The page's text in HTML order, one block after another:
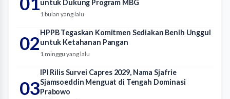
untuk Dukung Program MBG
1 bulan yang lalu
02HPPB Tegaskan Komitmen Sediakan Benih Unggul
untuk Ketahanan Pangan
1 minggu yang lalu
03
IPI Rilis Survei Capres 2029, Nama Sjafrie
Sjamsoeddin Menguat di Tengah Dominasi
Prabowo